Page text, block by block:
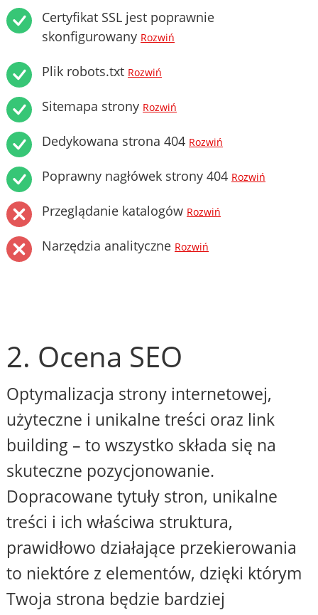
Certyfikat SSL jest poprawnie
skonfigurowany Rozwiń
Plik robots.txt Rozwiń
Sitemapa strony Rozwiń
Dedykowana strona 404 Rozwiń
Poprawny nagłówek strony 404 Rozwiń
Przeglądanie katalogów Rozwiń
Narzędzia analityczne Rozwiń
2. Ocena SEO
Optymalizacja strony internetowej,
użyteczne i unikalne treści oraz link
building – to wszystko składa się na
skuteczne pozycjonowanie.
Dopracowane tytuły stron, unikalne
treści i ich właściwa struktura,
prawidłowo działające przekierowania
to niektóre z elementów, dzięki którym
Twoja strona będzie bardziej